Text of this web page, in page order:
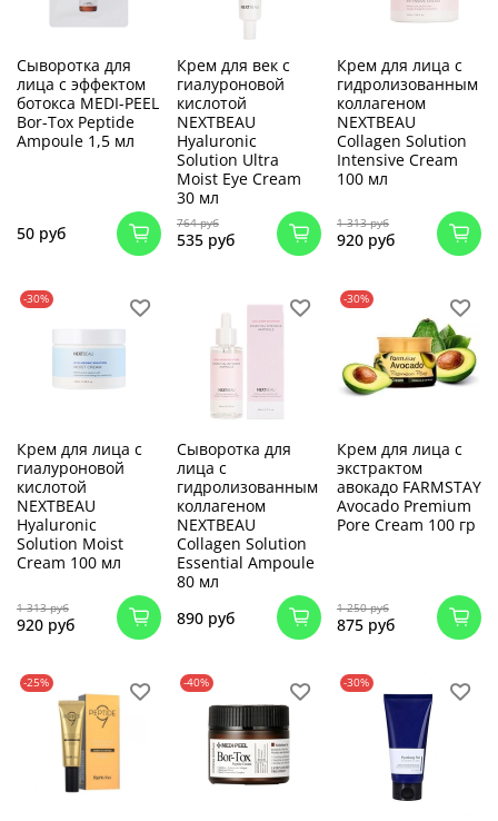
Сыворотка для
лица с эффектом
ботокса MEDI-PEEL
Bor-Tox Peptide
Ampoule 1,5 мл
50 руб
Крем для век с
гиалуроновой
кислотой
NEXTBEAU
Hyaluronic
Solution Ultra
Moist Eye Cream
30 мл
764 руб
535 руб
Крем для лица с
гидролизованным
коллагеном
NEXTBEAU
Collagen Solution
Intensive Cream
100 мл
1 313 руб
920 руб
-30%
Крем для лица с
гиалуроновой
кислотой
NEXTBEAU
Hyaluronic
Solution Moist
Cream 100 мл
1 313 руб
920 руб
Сыворотка для
лица с
гидролизованным
коллагеном
NEXTBEAU
Collagen Solution
Essential Ampoule
80 мл
890 руб
-30%
Крем для лица с
экстрактом
авокадо FARMSTAY
Avocado Premium
Pore Cream 100 гр
1 250 руб
875 руб
-25% -40% -30%